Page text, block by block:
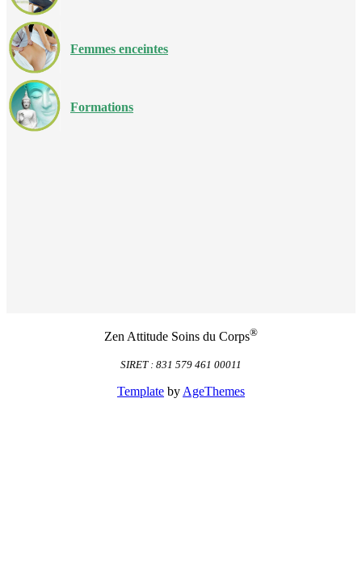
Femmes enceintes
Formations
Zen Attitude Soins du Corps®
SIRET : 831 579 461 00011
Template by AgeThemes